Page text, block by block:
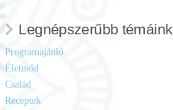
Legnépszerűbb témáink
Programajánló
Életmód
Család
Receptek